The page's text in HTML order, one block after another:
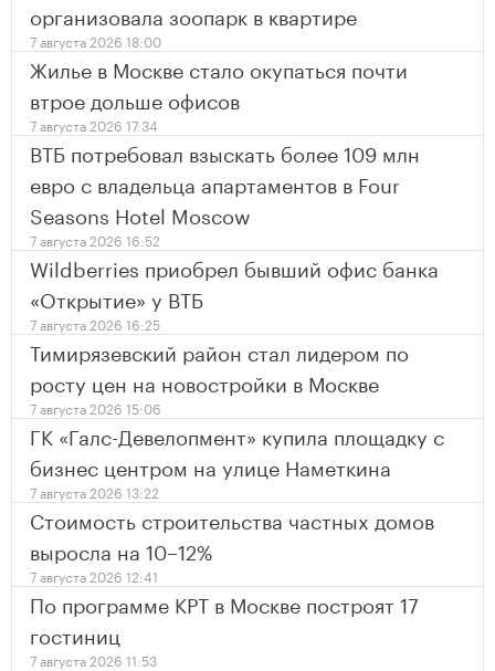
организовала зоопарк в квартире
7 августа 2026 18:00
Жилье в Москве стало окупаться почти
втрое дольше офисов
7 августа 2026 17:34
ВТБ потребовал взыскать более 109 млн
евро с владельца апартаментов в Four
Seasons Hotel Moscow
7 августа 2026 16:52
Wildberries приобрел бывший офис банка
«Открытие» у ВТБ
7 августа 2026 16:25
Тимирязевский район стал лидером по
росту цен на новостройки в Москве
7 августа 2026 15:06
ГК «Галс-Девелопмент» купила площадку с
бизнес центром на улице Наметкина
7 августа 2026 13:22
Стоимость строительства частных домов
выросла на 10–12%
7 августа 2026 12:41
По программе КРТ в Москве построят 17
гостиниц
7 августа 2026 11:53